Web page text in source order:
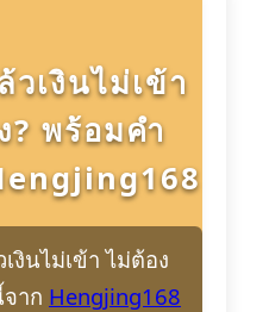
วเงินไม่เข้า
? พร้อมคำ
งินไม่เข้า ไม่ต้อง
าก Hengjing168